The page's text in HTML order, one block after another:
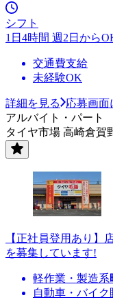
シフト
1日4時間 週2日から
交通費支給
未経験OK
詳細を見る
応募画面
アルバイト・パート
タイヤ市場 高崎倉賀
【正社員登用あり】
を募集しています!
軽作業・製造系
自動車・バイク